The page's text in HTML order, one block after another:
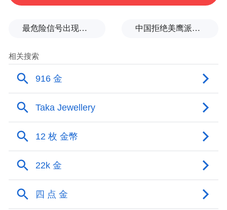
事情要从2021年秋天说起——马先生经营一
经验丰富，很快担任了柜台组长。一次，胡
惠在下班时忘了将黄金首饰放回原位，过了
几天都没有人发现，她便就有了销赃变现的
想法，而且居然得逞。
胡惠平时开销很大，工资完全不能满足日常
她产生了一个念头......
“上一次的事情到现在还没有人发现，肯定没
最危险信号出现！全球能源大动脉岌岌可危 中国拒绝美鹰派副防长访华？弦外之音被热议